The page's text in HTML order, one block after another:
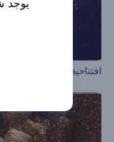
افتتاحية مشهد سراب رملي